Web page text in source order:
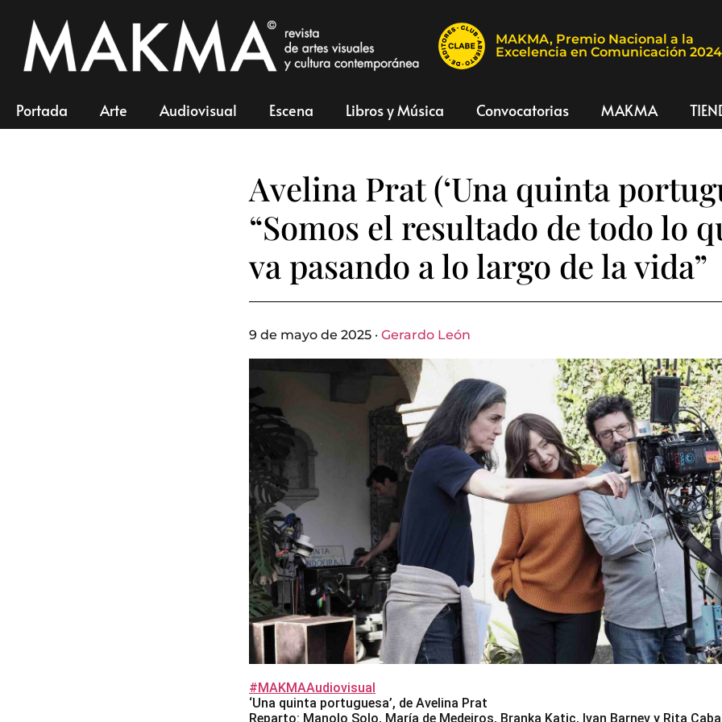
MAKMA, Premio Nacional a la
Excelencia en Comunicación 2024
Portada Arte Audiovisual Escena Libros y Música Convocatorias MAKMA
Avelina Prat (‘Una quinta
“Somos el resultado de todo lo
va pasando a lo largo de la vida”
9 de mayo de 2025 · Gerardo León
#MAKMAAudiovisual
‘Una quinta portuguesa’, de Avelina Prat
Reparto: Manolo Solo, María de Medeiros, Branka Katic, Ivan Barnev y Rita